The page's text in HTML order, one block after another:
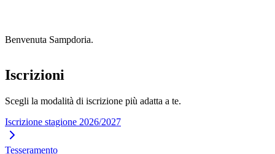
Benvenuta Sampdoria.
Iscrizioni
Scegli la modalità di iscrizione più adatta a te.
Iscrizione stagione 2026/2027
Tesseramento